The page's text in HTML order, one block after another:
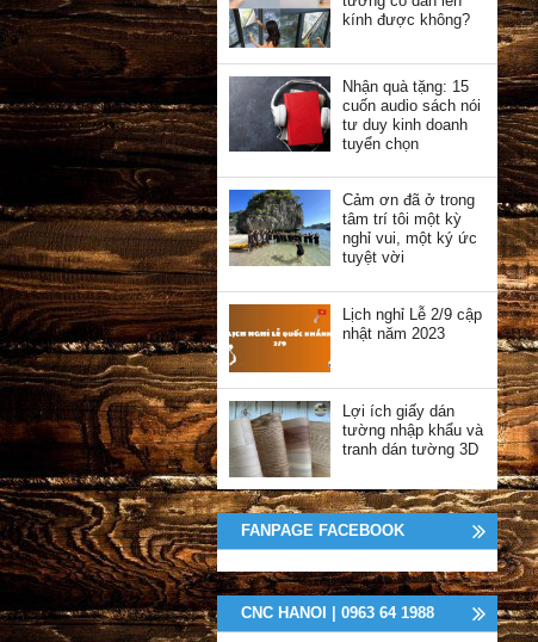
kính được không?
Nhận quà tặng: 15
cuốn audio sách nói
tư duy kinh doanh
tuyển chọn
Cảm ơn đã ở trong
tâm trí tôi một kỳ
nghỉ vui, một ký ức
tuyệt vời
Lịch nghỉ Lễ 2/9 cập
nhật năm 2023
Lợi ích giấy dán
tường nhập khẩu và
tranh dán tường 3D
FANPAGE FACEBOOK
CNC HANOI | 0963 64 1988